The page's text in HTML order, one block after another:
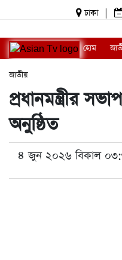
ঢাকা
হোম
জাতীয়
প্রধানমন্ত্রীর
অনুষ্ঠিত
৪ জুন ২০২৬ বিকাল